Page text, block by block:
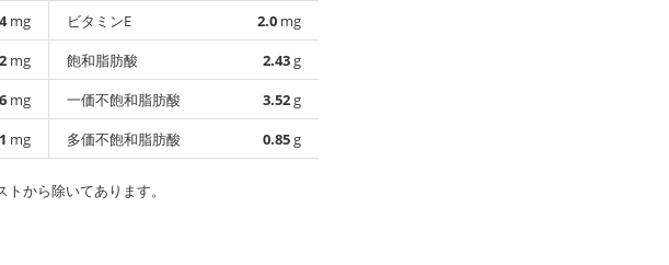
mg
mg
mg
mg
ビタミンE
2.0 mg
飽和脂肪酸
2.43g
一価不飽和脂肪酸
3.52g
多価不飽和脂肪酸
0.85g
から除いてあります。